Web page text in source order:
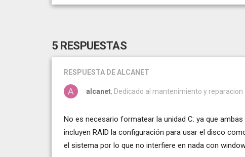
5 RESPUESTAS
RESPUESTA DE ALCANET
alcanet, Dedicado al mantenimiento y
No es necesario formatear la unidad C: ya que
incluyen RAID la configuración para usar el disco
el sistema por lo que no interfiere en nada con